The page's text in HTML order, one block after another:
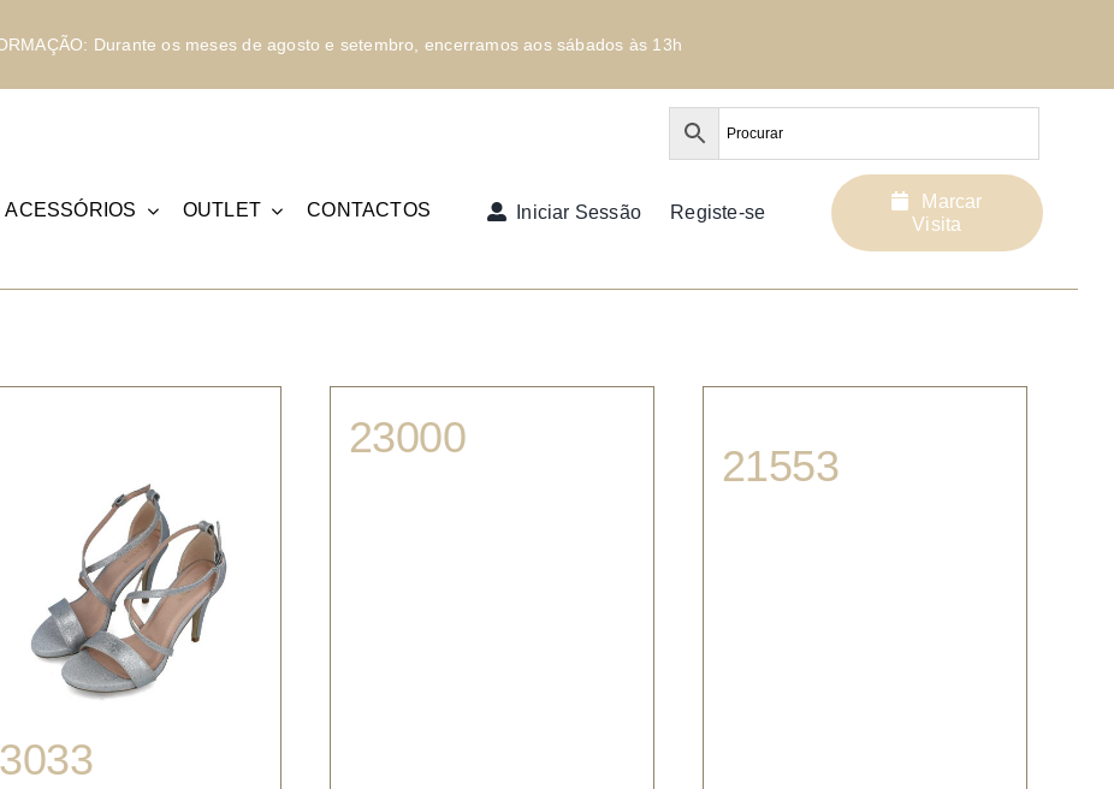
Durante os meses de agosto e setembro, encerramos aos sábados às 13h
ACESSÓRIOS OUTLET CONTACTOS Iniciar Sessão Registe-se
Marcar
Visita
23000
21553